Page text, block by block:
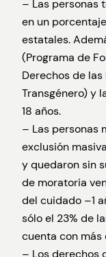
– Las personas
en un
estatales.
(Programa de
Derechos de las
Transgénero) y
18 años.
– Las personas
exclusión
y quedaron sin
de moratoria
del cuidado –1
sólo el 23% de
cuenta con más
– Los derechos